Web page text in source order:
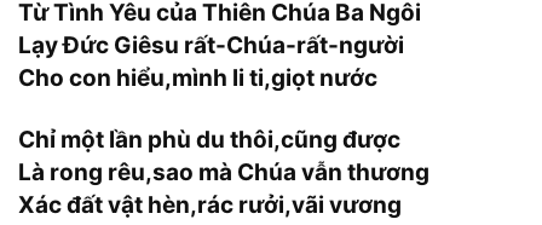
Từ Tình Yêu của Thiên Chúa Ba Ngôi
Lạy Đức Giêsu rất-Chúa-rất-người
Cho con hiểu,mình li ti,giọt nước
Chỉ một lần phù du thôi,cũng được
Là rong rêu,sao mà Chúa vẫn thương
Xác đất vật hèn,rác rưởi,vãi vương